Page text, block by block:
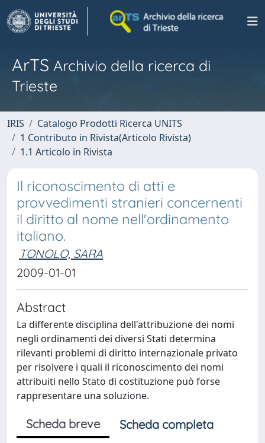
ArTS Archivio della ricerca di
Trieste
IRIS
Catalogo Prodotti Ricerca UNITS
1 Contributo in Rivista(Articolo Rivista)
1.1 Articolo in Rivista
Il riconoscimento di atti e
provvedimenti stranieri concernenti
il diritto al nome nell'ordinamento
italiano.
TONOLO, SARA
2009-01-01
Abstract
La differente disciplina dell'attribuzione dei nomi
negli ordinamenti dei diversi Stati determina
rilevanti problemi di diritto internazionale privato
per risolvere i quali il riconoscimento dei nomi
attribuiti nello Stato di costituzione può forse
rappresentare una soluzione.
Scheda breve Scheda completa